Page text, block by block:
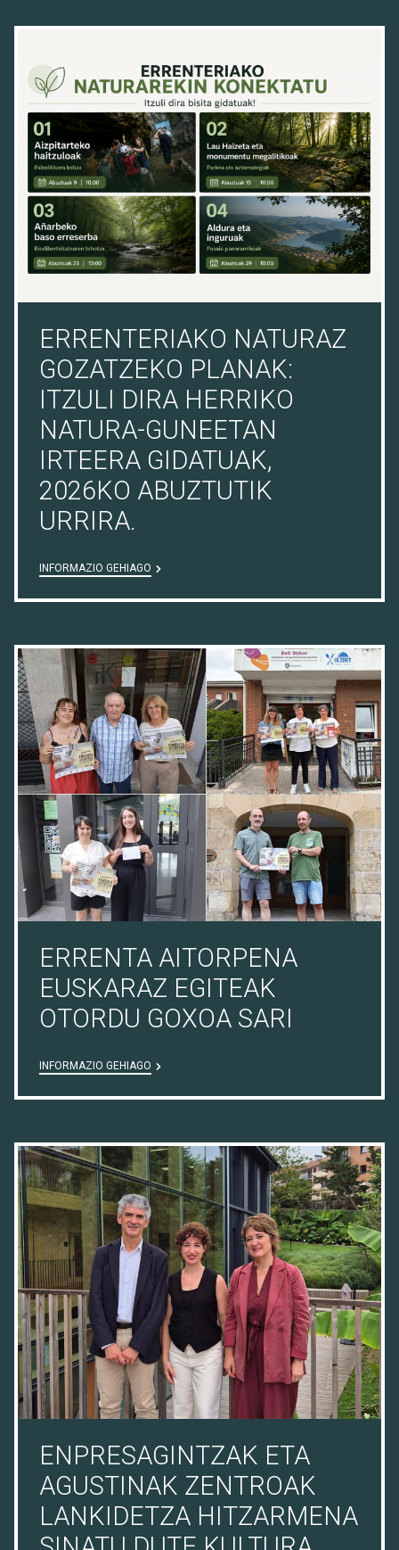
ERRENTERIAKO NATURAZ
GOZATZEKO PLANAK:
ITZULI DIRA HERRIKO
NATURA-GUNEETAN
IRTEERA GIDATUAK,
2026KO ABUZTUTIK
URRIRA.
INFORMAZIO GEHIAGO
09/07/26
ERRENTA AITORPENA
EUSKARAZ EGITEAK
OTORDU GOXOA SARI
INFORMAZIO GEHIAGO
08/07/26
ENPRESAGINTZAK ETA
AGUSTINAK ZENTROAK
LANKIDETZA HITZARMENA